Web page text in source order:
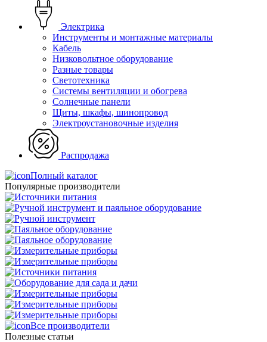
Электрика
Инструменты и монтажные материалы
Кабель
Низковольтное оборудование
Разные товары
Светотехника
Системы вентиляции и обогрева
Солнечные панели
Щиты, шкафы, шинопровод
Электроустановочные изделия
Распродажа
Полный каталог
Популярные производители
Все производители
Полезные статьи